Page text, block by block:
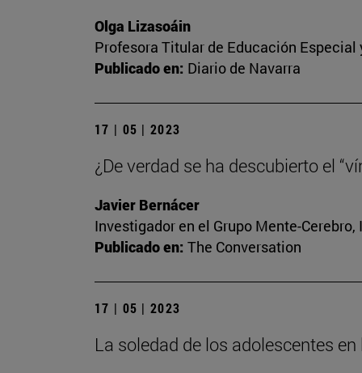
Olga Lizasoáin
Profesora Titular de Educación
Publicado en: Diario de Navarra
17 | 05 | 2023
¿De verdad se ha descubierto el
Javier Bernácer
Investigador en el Grupo Mente-
Publicado en: The Conversation
17 | 05 | 2023
La soledad de los adolescentes